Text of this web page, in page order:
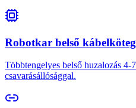
Robotkar belső kábelköteg
Többtengelyes belső huzalozás 4-
csavarásállósággal.